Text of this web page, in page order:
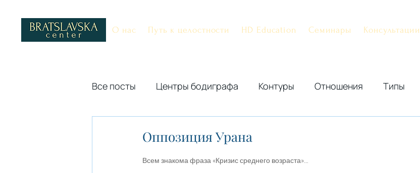
О нас Путь к целостности HD Education Семинары Консультации
Все посты Центры бодиграфа Контуры Отношения Типы
2027
Оппозиция Урана
Всем знакома фраза «Кризис среднего возраста»…